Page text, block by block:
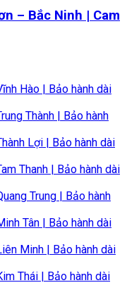
– Bắc Ninh | Cam
Hào | Bảo hành dài
Thành | Bảo hành
Lợi | Bảo hành dài
Thanh | Bảo hành dài
Trung | Bảo hành
Tân | Bảo hành dài
Minh | Bảo hành dài
Thái | Bảo hành dài